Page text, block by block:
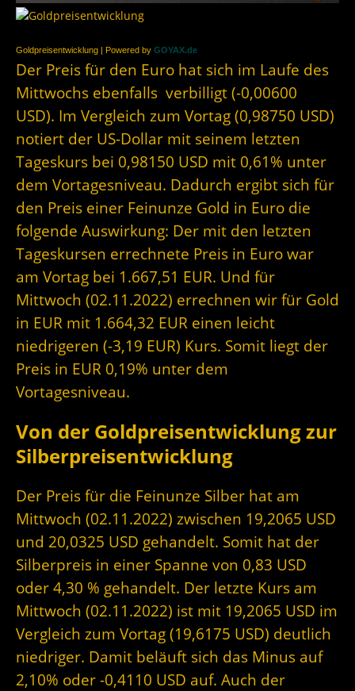
Goldpreisentwicklung | Powered by GOYAX.de
Der Preis für den Euro hat sich im Laufe des
Mittwochs ebenfalls verbilligt (-0,00600
USD). Im Vergleich zum Vortag (0,98750 USD)
notiert der US-Dollar mit seinem letzten
Tageskurs bei 0,98150 USD mit 0,61% unter
dem Vortagesniveau. Dadurch ergibt sich für
den Preis einer Feinunze Gold in Euro die
folgende Auswirkung: Der mit den letzten
Tageskursen errechnete Preis in Euro war
am Vortag bei 1.667,51 EUR. Und für
Mittwoch (02.11.2022) errechnen wir für Gold
in EUR mit 1.664,32 EUR einen leicht
niedrigeren (-3,19 EUR) Kurs. Somit liegt der
Preis in EUR 0,19% unter dem
Vortagesniveau.
Von der Goldpreisentwicklung zur
Silberpreisentwicklung
Der Preis für die Feinunze Silber hat am
Mittwoch (02.11.2022) zwischen 19,2065 USD
und 20,0325 USD gehandelt. Somit hat der
Silberpreis in einer Spanne von 0,83 USD
oder 4,30 % gehandelt. Der letzte Kurs am
Mittwoch (02.11.2022) ist mit 19,2065 USD im
Vergleich zum Vortag (19,6175 USD) deutlich
niedriger. Damit beläuft sich das Minus auf
2,10% oder -0,4110 USD auf. Auch der